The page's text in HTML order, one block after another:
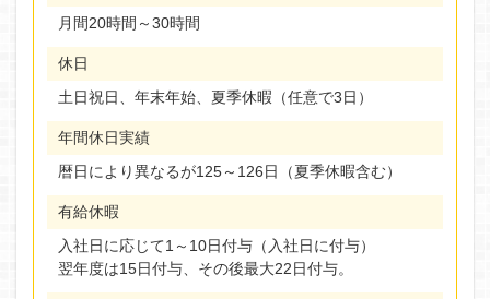
月間20時間～30時間
休日
土日祝日、年末年始、夏季休暇（任意で3日）
年間休日実績
暦日により異なるが125～126日（夏季休暇含む）
有給休暇
入社日に応じて1～10日付与（入社日に付与）
翌年度は15日付与、その後最大22日付与。